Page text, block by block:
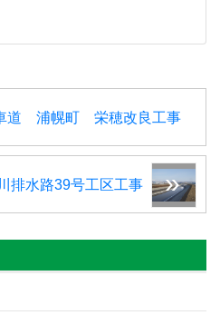
道 浦幌町 栄穂改良工事
排水路39号工区工事